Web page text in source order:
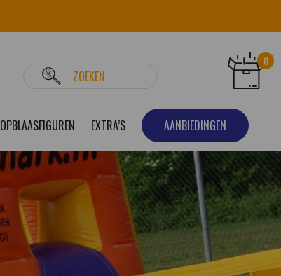
0
OPBLAASFIGUREN EXTRA’S AANBIEDINGEN